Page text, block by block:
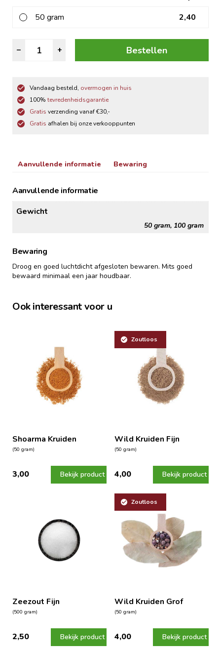
50 gram 2,40
–
Tijm
Gesneden
+ Bestellen
Vandaag besteld, overmogen in huis
100% tevredenheidsgarantie
Gratis verzending vanaf €30,-
Gratis afhalen bij onze verkooppunten
Aanvullende informatie Bewaring
Aanvullende informatie
Gewicht
50 gram, 100 gram
Bewaring
Droog en goed luchtdicht afgesloten bewaren. Mits goed
bewaard minimaal een jaar houdbaar.
Ook interessant voor u
Shoarma Kruiden
(50 gram)
3,00 Bekijk product
Zoutloos
Wild Kruiden Fijn
(50 gram)
4,00 Bekijk product
Zeezout Fijn
(500 gram)
2,50 Bekijk product
Zoutloos
Wild Kruiden Grof
(50 gram)
4,00 Bekijk product